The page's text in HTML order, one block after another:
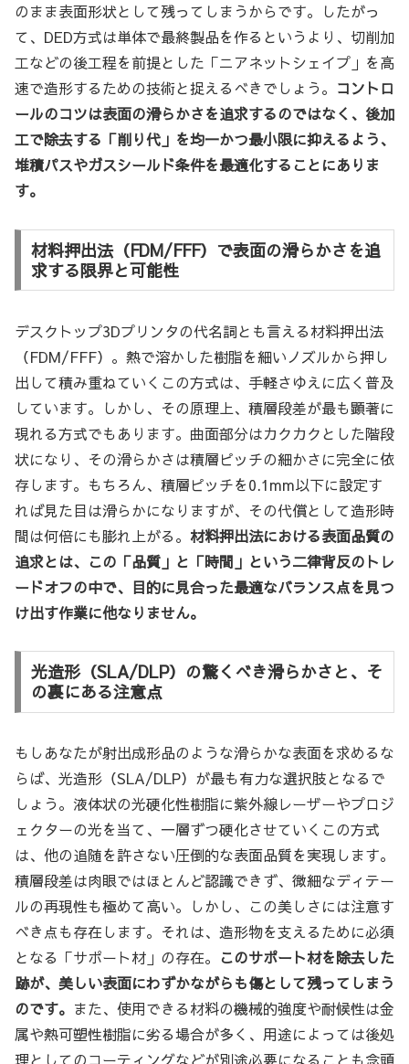
のまま表面形状として残ってしまうからです。したがっ
て、DED方式は単体で最終製品を作るというより、切削加
工などの後工程を前提とした「ニアネットシェイプ」を高
速で造形するための技術と捉えるべきでしょう。 コントロ
ールのコツは表面の滑らかさを追求するのではなく、後加
工で除去する「削り代」を均一かつ最小限に抑えるよう、
堆積パスやガスシールド条件を最適化することにありま
す。
材料押出法（FDM/FFF）で表面の滑らかさを追
求する限界と可能性
デスクトップ3Dプリンタの代名詞とも言える材料押出法
（FDM/FFF）。熱で溶かした樹脂を細いノズルから押し
出して積み重ねていくこの方式は、手軽さゆえに広く普及
しています。しかし、その原理上、積層段差が最も顕著に
現れる方式でもあります。曲面部分はカクカクとした階段
状になり、その滑らかさは積層ピッチの細かさに完全に依
存します。もちろん、積層ピッチを0.1mm以下に設定す
れば見た目は滑らかになりますが、その代償として造形時
間は何倍にも膨れ上がる。 材料押出法における表面品質の
追求とは、この「品質」と「時間」という二律背反のトレ
ードオフの中で、目的に見合った最適なバランス点を見つ
け出す作業に他なりません。
光造形（SLA/DLP）の驚くべき滑らかさと、そ
の裏にある注意点
もしあなたが射出成形品のような滑らかな表面を求めるな
らば、光造形（SLA/DLP）が最も有力な選択肢となるで
しょう。液体状の光硬化性樹脂に紫外線レーザーやプロジ
ェクターの光を当て、一層ずつ硬化させていくこの方式
は、他の追随を許さない圧倒的な表面品質を実現します。
積層段差は肉眼ではほとんど認識できず、微細なディテー
ルの再現性も極めて高い。しかし、この美しさには注意す
べき点も存在します。それは、造形物を支えるために必須
となる「サポート材」の存在。 このサポート材を除去した
跡が、美しい表面にわずかながらも傷として残ってしまう
のです。 また、使用できる材料の機械的強度や耐候性は金
属や熱可塑性樹脂に劣る場合が多く、用途によっては後処
理としてのコーティングなどが別途必要になることも念頭